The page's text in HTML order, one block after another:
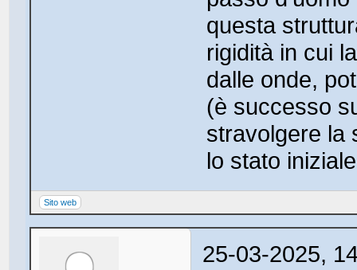
questa
rigidità in cui
dalle onde,
(è successo
stravolgere la
lo stato
Sito web
25-03-2025,